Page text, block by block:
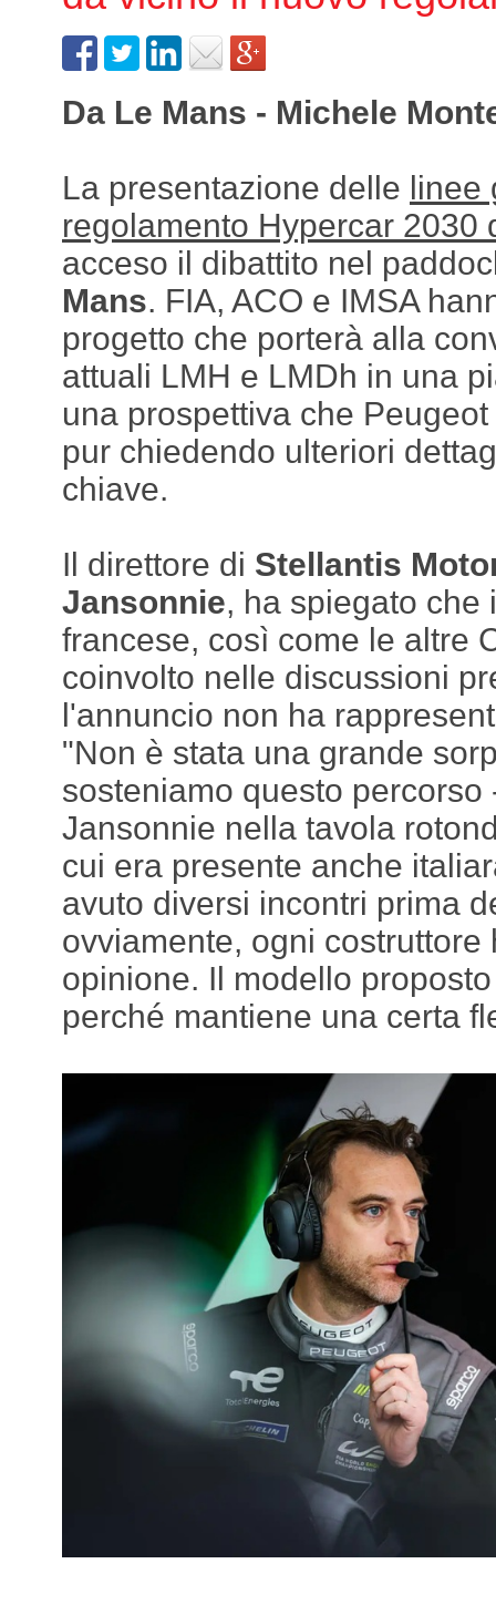
Da Le Mans - Michele
La presentazione delle linee
regolamento Hypercar 2030
acceso il dibattito nel
Mans. FIA, ACO e IMSA
progetto che porterà alla
attuali LMH e LMDh in una
una prospettiva che
pur chiedendo ulteriori
chiave.
Il direttore di Stellantis
Jansonnie, ha spiegato che
francese, così come le altre
coinvolto nelle discussioni
l'annuncio non ha
"Non è stata una grande
sosteniamo questo percorso
Jansonnie nella tavola
cui era presente anche
avuto diversi incontri prima
ovviamente, ogni costruttore
opinione. Il modello
perché mantiene una certa